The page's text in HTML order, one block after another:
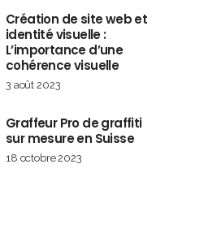
Création de site web et
identité visuelle :
L’importance d’une
cohérence visuelle
3 août 2023
Graffeur Pro de graffiti
sur mesure en Suisse
18 octobre 2023